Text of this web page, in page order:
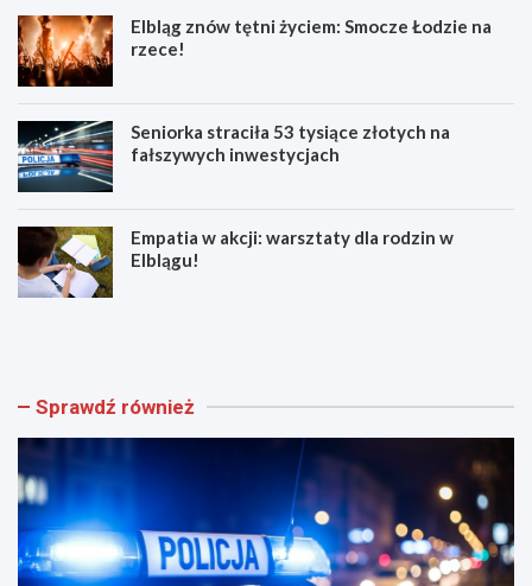
Elbląg znów tętni życiem: Smocze Łodzie na
rzece!
Seniorka straciła 53 tysiące złotych na
fałszywych inwestycjach
Empatia w akcji: warsztaty dla rodzin w
Elblągu!
Z
i
w
e
e
k
e
E
g
ó
w
t
ę
t
Sprawdź również